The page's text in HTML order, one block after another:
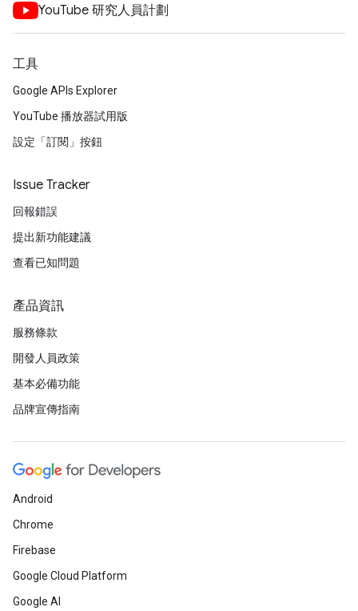
YouTube 研究人員計劃
工具
Google APIs Explorer
YouTube 播放器試用版
設定「訂閱」按鈕
Issue Tracker
回報錯誤
提出新功能建議
查看已知問題
產品資訊
服務條款
開發人員政策
基本必備功能
品牌宣傳指南
Android
Chrome
Firebase
Google Cloud Platform
Google AI